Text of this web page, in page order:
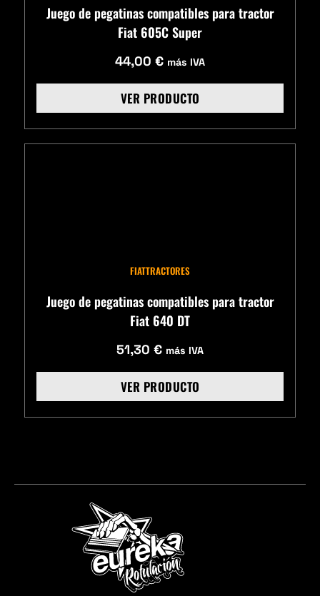
Juego de pegatinas compatibles para tractor
Fiat 605C Super
44,00 € más IVA
VER PRODUCTO
FIATTRACTORES
Juego de pegatinas compatibles para tractor
Fiat 640 DT
51,30 € más IVA
VER PRODUCTO